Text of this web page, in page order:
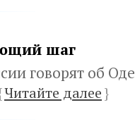
шаг
говорят об
Читайте далее}